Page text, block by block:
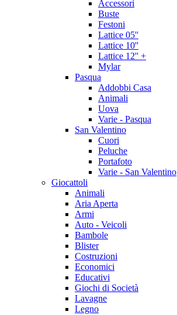
Accessori
Buste
Festoni
Lattice 05''
Lattice 10''
Lattice 12'' +
Mylar
Pasqua
Addobbi Casa
Animali
Uova
Varie - Pasqua
San Valentino
Cuori
Peluche
Portafoto
Varie - San Valentino
Giocattoli
Animali
Aria Aperta
Armi
Auto - Veicoli
Bambole
Blister
Costruzioni
Economici
Educativi
Giochi di Società
Lavagne
Legno